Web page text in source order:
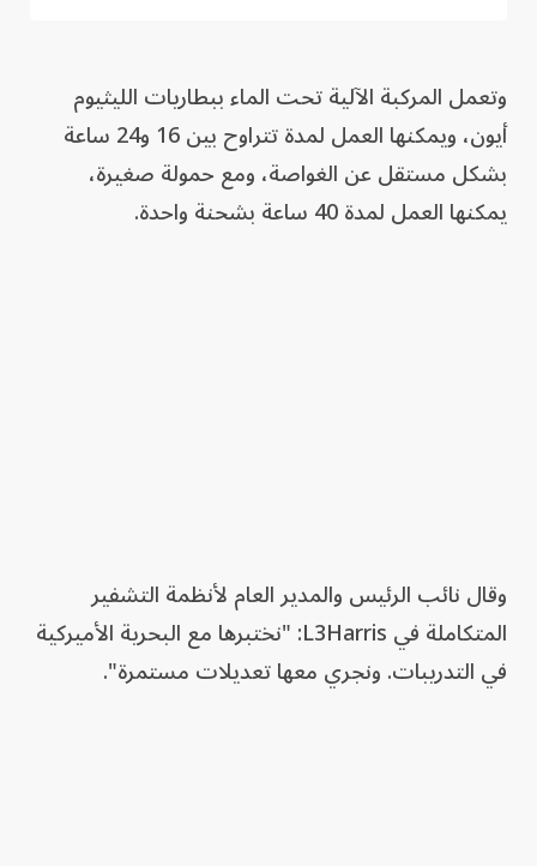
وتعمل المركبة الآلية تحت الماء ببطاريات الليثيوم
أيون، ويمكنها العمل لمدة تتراوح بين 16 و24 ساعة
بشكل مستقل عن الغواصة، ومع حمولة صغيرة،
يمكنها العمل لمدة 40 ساعة بشحنة واحدة.
وقال نائب الرئيس والمدير العام لأنظمة التشفير
المتكاملة في L3Harris: "نختبرها مع البحرية الأميركية
في التدريبات. ونجري معها تعديلات مستمرة".